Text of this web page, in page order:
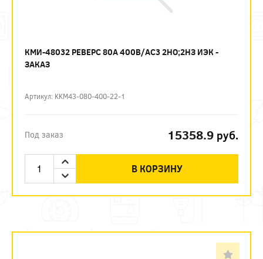
КМИ-48032 РЕВЕРС 80А 400В/АС3 2НО;2НЗ ИЭК -
ЗАКАЗ
Артикул: KKM43-080-400-22-1
Под заказ 15358.9 руб.
В КОРЗИНУ